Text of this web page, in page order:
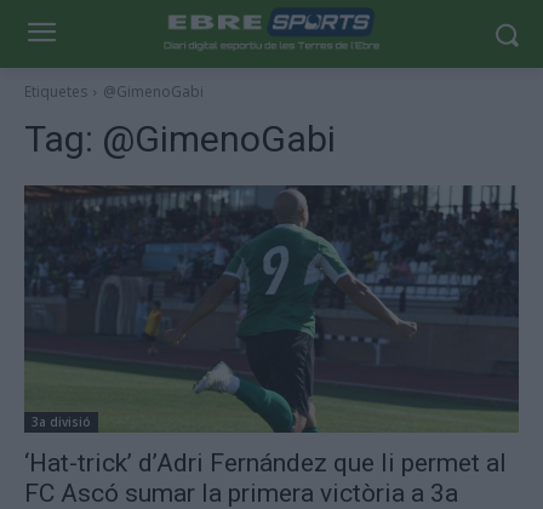
Etiquetes @GimenoGabi
Tag: @GimenoGabi
3a divisió
‘Hat-trick’ d’Adri Fernández que li permet al
FC Ascó sumar la primera victòria a 3a